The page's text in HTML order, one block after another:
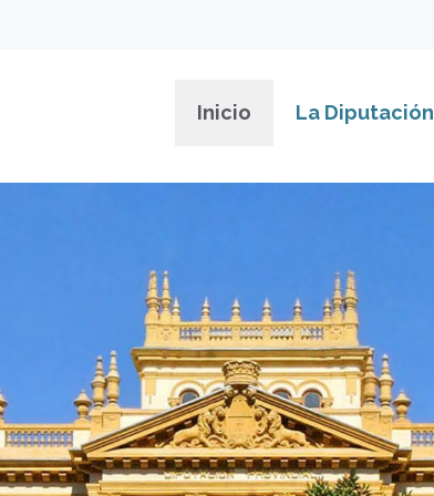
Inicio La Diputación